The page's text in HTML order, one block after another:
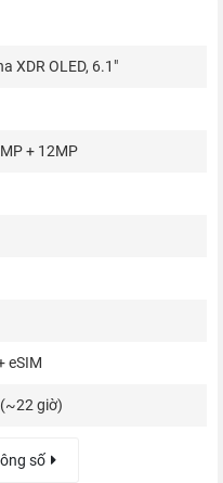
XDR OLED, 6.1"
+ 12MP
eSIM
giờ)
số